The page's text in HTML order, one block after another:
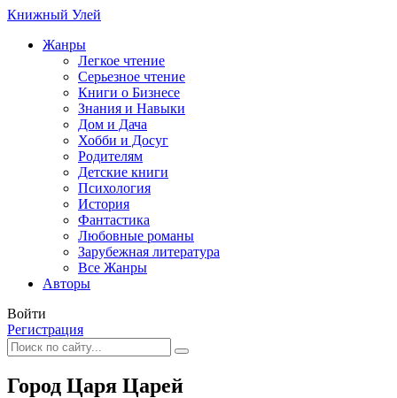
Книжный Улей
Жанры
Легкое чтение
Серьезное чтение
Книги о Бизнесе
Знания и Навыки
Дом и Дача
Хобби и Досуг
Родителям
Детские книги
Психология
История
Фантастика
Любовные романы
Зарубежная литература
Все Жанры
Авторы
Войти
Регистрация
Город Царя Царей